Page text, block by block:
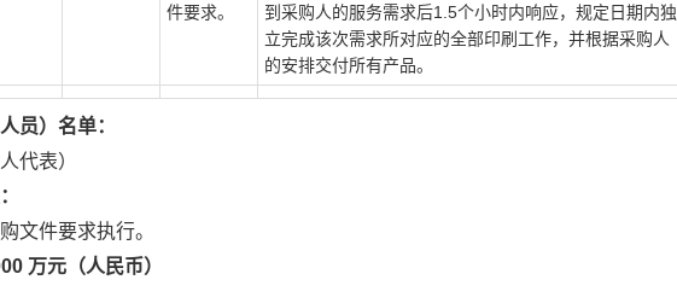
件要求。
到采购人的服务需求后1.5个小时内响应，规定日期内独
立完成该次需求所对应的全部印刷工作，并根据采购人
的安排交付所有产品。
员）名单：
代表）
文件要求执行。
万元（人民币）